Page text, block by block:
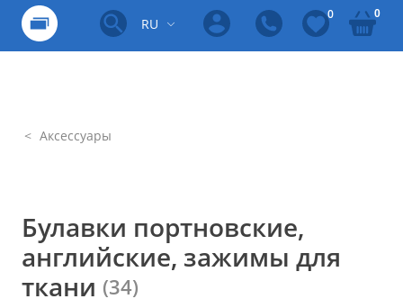
RU
0 0
Аксессуары
Булавки портновские,
английские, зажимы для
ткани (34)